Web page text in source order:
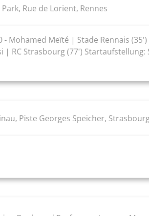
Rue de Lorient, Rennes
- Mohamed Meïté | Stade Rennais (35')
| RC Strasbourg (77') Startaufstellung:
Piste Georges Speicher,